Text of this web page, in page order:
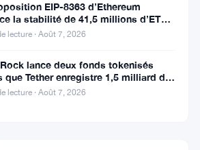
EIP-8363 d’Ethereum
la stabilité de 41,5 millions d’ETH
et de la DeFi
lecture · Août 7, 2026
lance deux fonds tokenisés
que Tether enregistre 1,5 milliard de
au T2
lecture · Août 7, 2026